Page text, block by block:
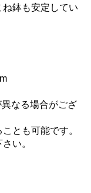
鉢も安定してい
なる場合がござ
とも可能です。
い。